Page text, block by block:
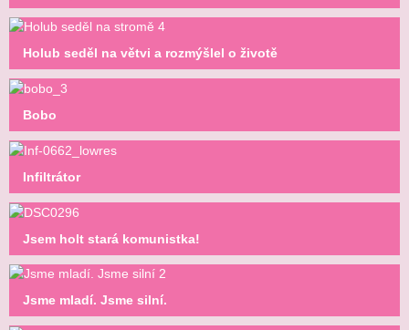
Holub seděl na větvi a rozmýšlel o životě
Bobo
Infiltrátor
Jsem holt stará komunistka!
Jsme mladí. Jsme silní.